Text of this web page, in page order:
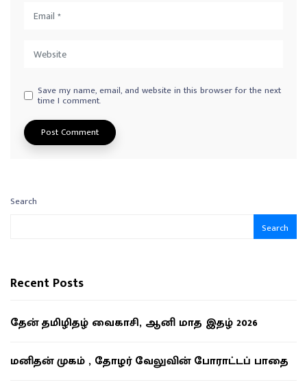
Save my name, email, and website in this browser for the next
time I comment.
Search
Search
Recent Posts
தேன் தமிழிதழ் வைகாசி, ஆனி மாத இதழ் 2026
மனிதன் முகம் , தோழர் வேலுவின் போராட்டப் பாதை